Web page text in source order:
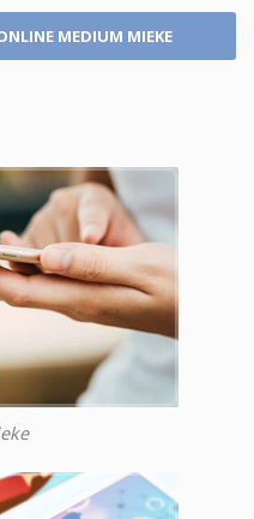
MEDIUM MIEKE